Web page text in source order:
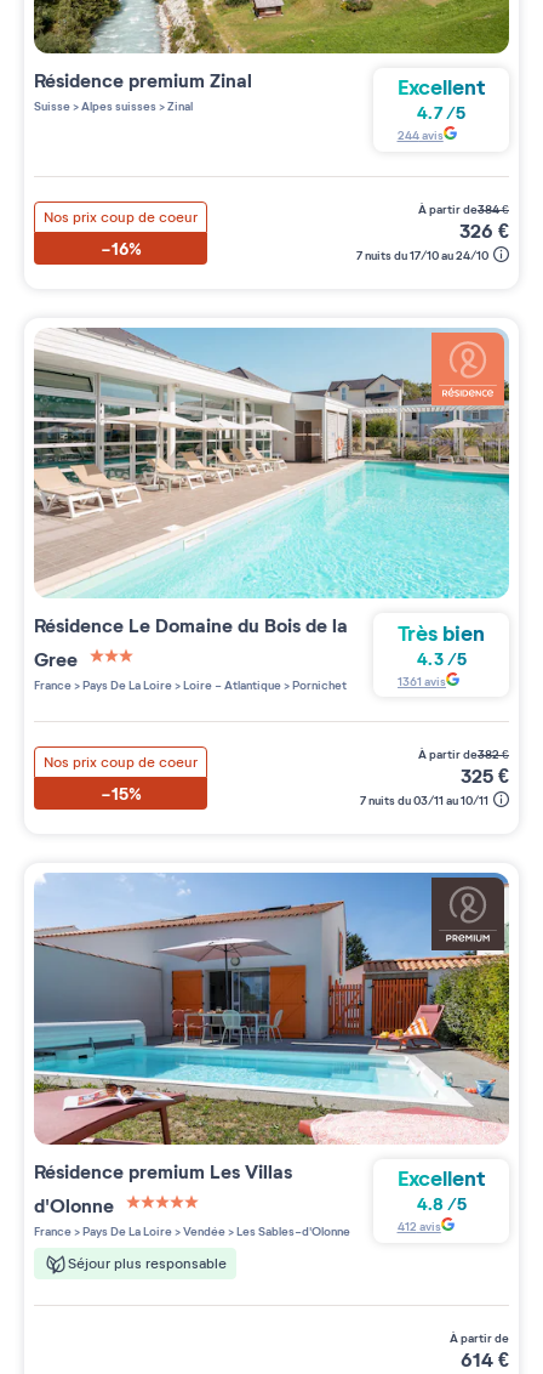
Résidence premium Zinal
Suisse>Alpes suisses>Zinal
Excellent
4.7/5
244avis
Nos prix coup de coeur
-16%
à partir de384€
326 €
7 nuits du 17/10 au 24/10
Résidence Le Domaine du Bois de la
Gree
3 étoiles sur 5
France>Pays De La Loire>Loire - Atlantique>Pornichet
Très bien
4.3/5
1361 avis
Nos prix coup de coeur
-15%
à partir de382€
325€
7 nuits du 03/11 au 10/11
Résidence premium Les Villas
d'Olonne
5 étoiles sur 5
France>Pays De La Loire>Vendée>Les Sables-d'Olonne
Séjour plus responsable
Excellent
4.8 /5
412 avis
à partir de
614€